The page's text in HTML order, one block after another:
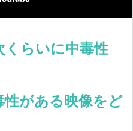
らいに中毒性
がある映像をど